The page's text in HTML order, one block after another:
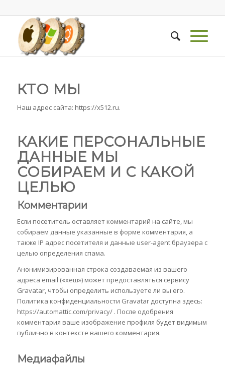
КТО МЫ
Наш адрес сайта: https://x512.ru.
КАКИЕ ПЕРСОНАЛЬНЫЕ
ДАННЫЕ МЫ
СОБИРАЕМ И С КАКОЙ
ЦЕЛЬЮ
Комментарии
Если посетитель оставляет комментарий на сайте, мы
собираем данные указанные в форме комментария, а
также IP адрес посетителя и данные user-agent браузера с
целью определения спама.
Анонимизированная строка создаваемая из вашего
адреса email («хеш») может предоставляться сервису
Gravatar, чтобы определить используете ли вы его.
Политика конфиденциальности Gravatar доступна здесь:
https://automattic.com/privacy/ . После одобрения
комментария ваше изображение профиля будет видимым
публично в контексте вашего комментария.
Медиафайлы